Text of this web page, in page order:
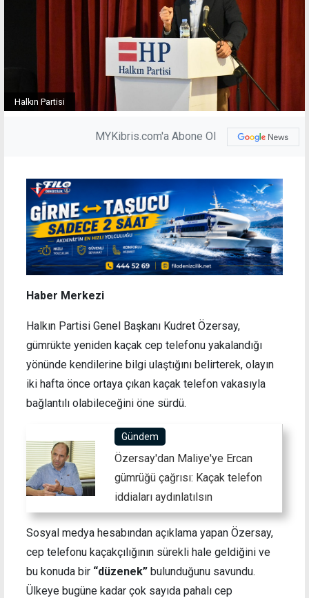
Halkın Partisi
MYKibris.com'a Abone Ol
Haber Merkezi
Halkın Partisi Genel Başkanı Kudret Özersay,
gümrükte yeniden kaçak cep telefonu yakalandığı
yönünde kendilerine bilgi ulaştığını belirterek, olayın
iki hafta önce ortaya çıkan kaçak telefon vakasıyla
bağlantılı olabileceğini öne sürdü.
Gündem
Özersay'dan Maliye'ye Ercan
gümrüğü çağrısı: Kaçak telefon
iddiaları aydınlatılsın
Sosyal medya hesabından açıklama yapan Özersay,
cep telefonu kaçakçılığının sürekli hale geldiğini ve
bu konuda bir “düzenek” bulunduğunu savundu.
Ülkeye bugüne kadar çok sayıda pahalı cep